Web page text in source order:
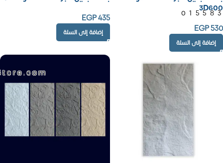
3D600
EGP530
إضافة إلى السلة
EGP435
إضافة إلى السلة